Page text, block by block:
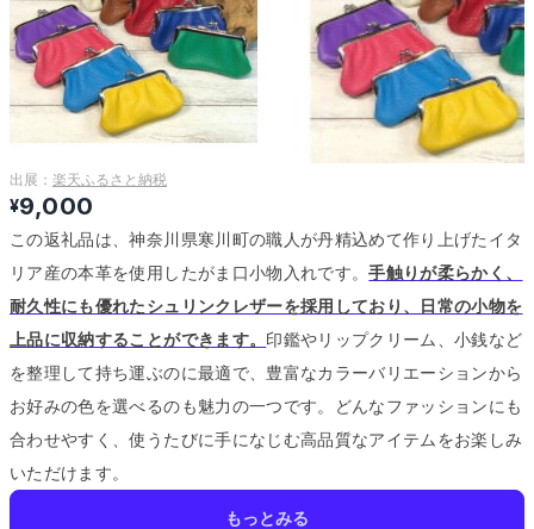
出展： 楽天ふるさと納税
¥9,000
この返礼品は、神奈川県寒川町の職人が丹精込めて作り上げたイタ
リア産の本革を使用したがま口小物入れです。手触りが柔らかく、
耐久性にも優れたシュリンクレザーを採用しており、日常の小物を
上品に収納することができます。 印鑑やリップクリーム、小銭など
を整理して持ち運ぶのに最適で、豊富なカラーバリエーションから
お好みの色を選べるのも魅力の一つです。
どんなファッションにも
合わせやすく、使うたびに手になじむ高品質なアイテムをお楽しみ
いただけます。
もっとみる